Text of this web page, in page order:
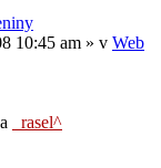
10:45 am » v Web
_rasel^